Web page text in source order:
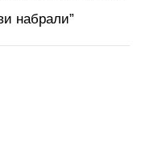
набрали”